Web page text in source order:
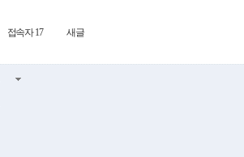
접속자 17 새글